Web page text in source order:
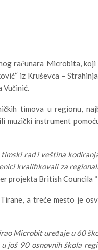
računara Microbita,
iz Kruševca –
Vučinić.
timova u regionu,
instrument
rad i veština
kvalifikovali za
projekta British Councila “
a treće mesto je
Microbit uređaje u 60
još 90 osnovnih škola